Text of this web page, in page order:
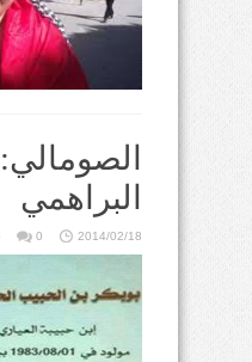
البراهمي
2014/02/18
0